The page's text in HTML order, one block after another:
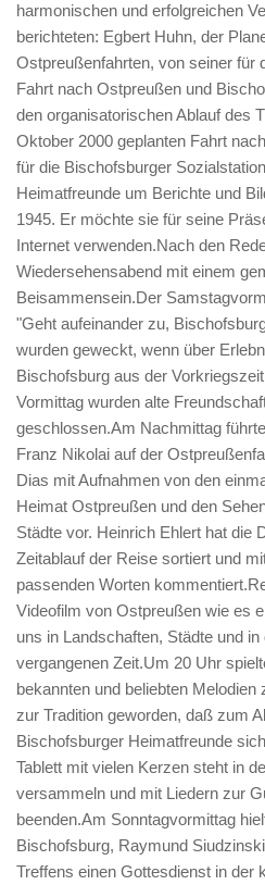
harmonischen und erfolgreichen
berichteten: Egbert Huhn, der
Ostpreußenfahrten, von seiner für
Fahrt nach Ostpreußen und
den organisatorischen Ablauf des
Oktober 2000 geplanten Fahrt
für die Bischofsburger
Heimatfreunde um Berichte und
1945. Er möchte sie für seine
Internet verwenden.Nach den
Wiedersehensabend mit einem
Beisammensein.Der
"Geht aufeinander zu,
wurden geweckt, wenn über
Bischofsburg aus der
Vormittag wurden alte
geschlossen.Am Nachmittag
Franz Nikolai auf der
Dias mit Aufnahmen von den
Heimat Ostpreußen und den
Städte vor. Heinrich Ehlert hat die
Zeitablauf der Reise sortiert und
passenden Worten
Videofilm von Ostpreußen wie es
uns in Landschaften, Städte und
vergangenen Zeit.Um 20 Uhr
bekannten und beliebten
zur Tradition geworden, daß zum
Bischofsburger Heimatfreunde
Tablett mit vielen Kerzen steht in
versammeln und mit Liedern zur
beenden.Am Sonntagvormittag
Bischofsburg, Raymund
Treffens einen Gottesdienst in der